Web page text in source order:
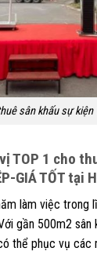
sân khấu sự kiện
TOP 1 cho
GIÁ TỐT tại
làm việc trong
gần 500m2 sân
thể phục vụ các